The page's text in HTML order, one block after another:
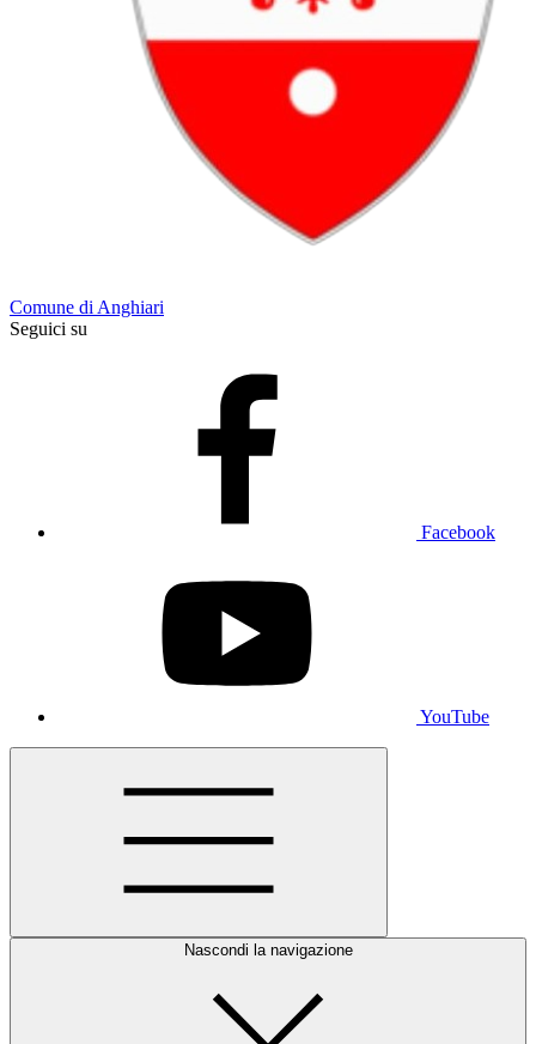
Comune di Anghiari
Seguici su
Facebook
YouTube
Nascondi la navigazione